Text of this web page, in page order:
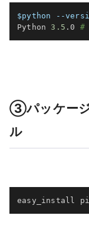
$python
--
Python 3.5 .0 #
③パッケージ
ル